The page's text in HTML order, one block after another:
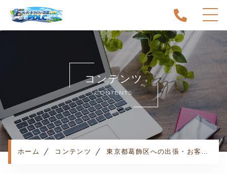
ホーム
当スクールについて
キャンペーン
料金表・コース
出張エリア
予約状況
コンテンツ
CONTENTS
ホーム コンテンツ 東京都葛飾区への出張・お客様の声